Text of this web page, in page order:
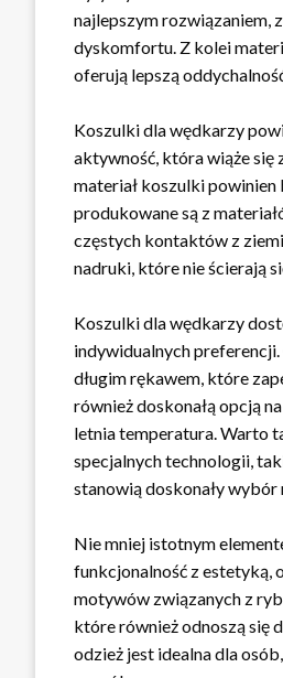
najlepszym rozwiązaniem,
dyskomfortu. Z kolei
oferują lepszą
Koszulki dla wędkarzy
aktywność, która wiąże się
materiał koszulki powinien
produkowane są z
częstych kontaktów z
nadruki, które nie ścierają
Koszulki dla wędkarzy
indywidualnych
długim rękawem, które
również doskonałą opcją
letnia temperatura. Warto
specjalnych technologii,
stanowią doskonały wybór
Nie mniej istotnym
funkcjonalność z estetyką,
motywów związanych z
które również odnoszą się
odzież jest idealna dla